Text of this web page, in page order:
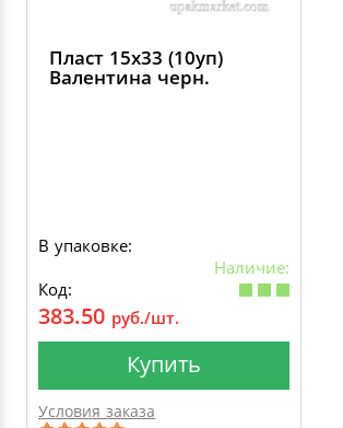
Пласт 15х33 (10уп)
Валентина черн.
В упаковке:
Наличие:
Код:
383.50 руб./шт.
Купить
Условия заказа